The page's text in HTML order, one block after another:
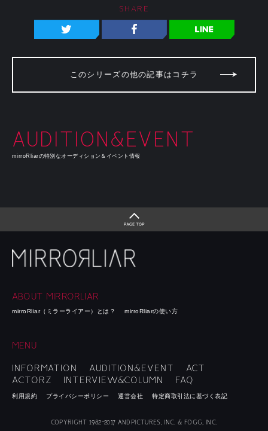
SHARE
このシリーズの他の記事はコチラ
AUDITION&EVENT
mirroRliarの特別なオーディション＆イベント情報
ABOUT MIRRORLIAR
mirroRliar（ミラーライアー）とは？ mirroRliarの使い方
MENU
INFORMATION AUDITION&EVENT
ACT
ACTORZ
INTERVIEW&COLUMN FAQ
利用規約 プライバシーポリシー 運営会社 特定商取引法に基づく表記
COPYRIGHT 1982-2017 ANDPICTURES, INC. & FOGG, INC.